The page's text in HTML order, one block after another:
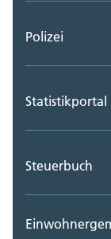
Polizei
Statistikportal
Steuerbuch